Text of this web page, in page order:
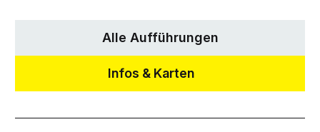
Alle Aufführungen
Infos & Karten